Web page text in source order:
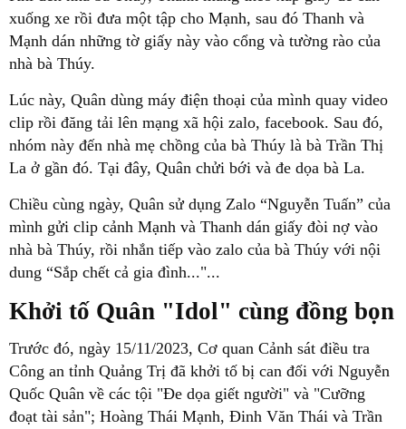
xuống xe rồi đưa một tập cho Mạnh, sau đó Thanh và
Mạnh dán những tờ giấy này vào cổng và tường rào của
nhà bà Thúy.
Lúc này, Quân dùng máy điện thoại của mình quay video
clip rồi đăng tải lên mạng xã hội zalo, facebook. Sau đó,
nhóm này đến nhà mẹ chồng của bà Thúy là bà Trần Thị
La ở gần đó. Tại đây, Quân chửi bới và đe dọa bà La.
Chiều cùng ngày, Quân sử dụng Zalo “Nguyễn Tuấn” của
mình gửi clip cảnh Mạnh và Thanh dán giấy đòi nợ vào
nhà bà Thúy, rồi nhắn tiếp vào zalo của bà Thúy với nội
dung “Sắp chết cả gia đình..."...
Khởi tố Quân "Idol" cùng đồng bọn
Trước đó, ngày 15/11/2023, Cơ quan Cảnh sát điều tra
Công an tỉnh Quảng Trị đã khởi tố bị can đối với Nguyễn
Quốc Quân về các tội "Đe dọa giết người" và "Cưỡng
đoạt tài sản"; Hoàng Thái Mạnh, Đinh Văn Thái và Trần